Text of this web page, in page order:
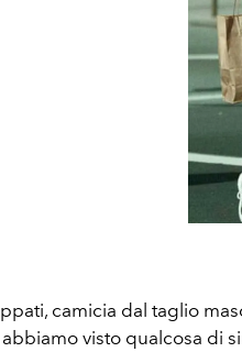
camicia dal taglio
visto qualcosa di